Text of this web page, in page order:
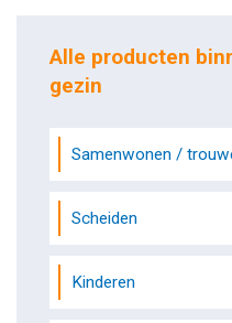
Alle producten
gezin
Samenwonen /
Scheiden
Kinderen